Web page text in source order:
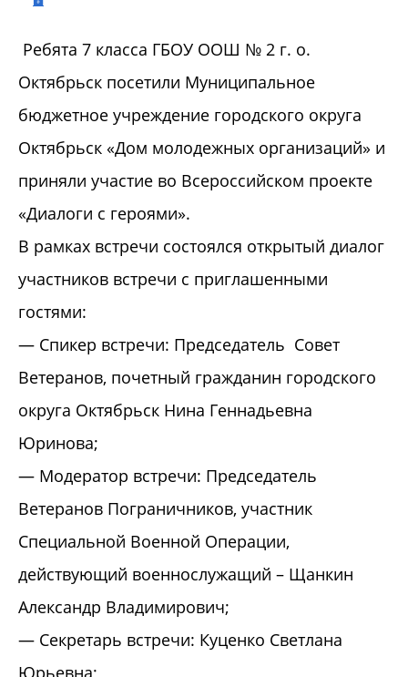
Ребята 7 класса ГБОУ ООШ № 2 г. о.
Октябрьск посетили Муниципальное
бюджетное учреждение городского округа
Октябрьск «Дом молодежных организаций» и
приняли участие во Всероссийском проекте
«Диалоги с героями».
В рамках встречи состоялся открытый диалог
участников встречи с приглашенными
гостями:
— Спикер встречи: Председатель Совет
Ветеранов, почетный гражданин городского
округа Октябрьск Нина Геннадьевна
Юринова;
— Модератор встречи: Председатель
Ветеранов Пограничников, участник
Специальной Военной Операции,
действующий военнослужащий – Щанкин
Александр Владимирович;
— Секретарь встречи: Куценко Светлана
Юрьевна;